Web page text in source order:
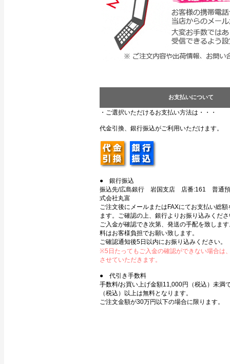
お支払いについて
・ご選択いただけるお支払い方法は・・・
代金引換、銀行振込がご利用いただけます。
● 銀行振込
振込先/広島銀行 岩国支店 店番:161 普通
式会社丸富
ご注文後にメールまたはFAXにてお支払い総
ます。ご確認の上、銀行よりお振り込みくだ
ご入金が確認でき次第、発送の手配を致しま
料はお客様負担でお願い致します。
ご確認通知後5日以内にお振り込みください。
※5日たってもご入金の確認ができない場合は
させていただきます。
● 代引き手数料
手数料/お買い上げ金額11,000円（税込）未満
（税込）以上は無料となります。
ご注文金額が30万円以下の場合に限ります。